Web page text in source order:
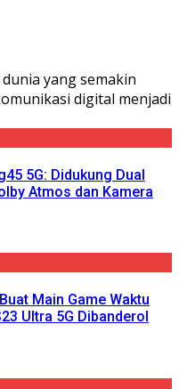
dunia yang semakin
digital menjadi
5G: Didukung Dual
Atmos dan Kamera
Main Game Waktu
Ultra 5G Dibanderol